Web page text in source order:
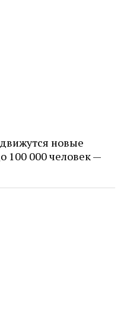
новые
100 000 человек —